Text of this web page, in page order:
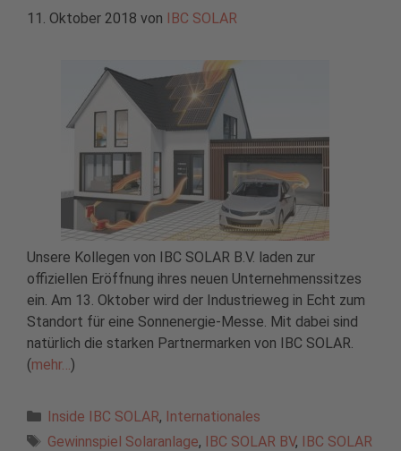
11. Oktober 2018 von IBC SOLAR
Unsere Kollegen von IBC SOLAR B.V. laden zur
offiziellen Eröffnung ihres neuen Unternehmenssitzes
ein. Am 13. Oktober wird der Industrieweg in Echt zum
Standort für eine Sonnenergie-Messe. Mit dabei sind
natürlich die starken Partnermarken von IBC SOLAR.
(mehr… )
Kategorien
Inside IBC SOLAR, Internationales
Schlagwörter
Gewinnspiel Solaranlage, IBC SOLAR BV, IBC SOLAR